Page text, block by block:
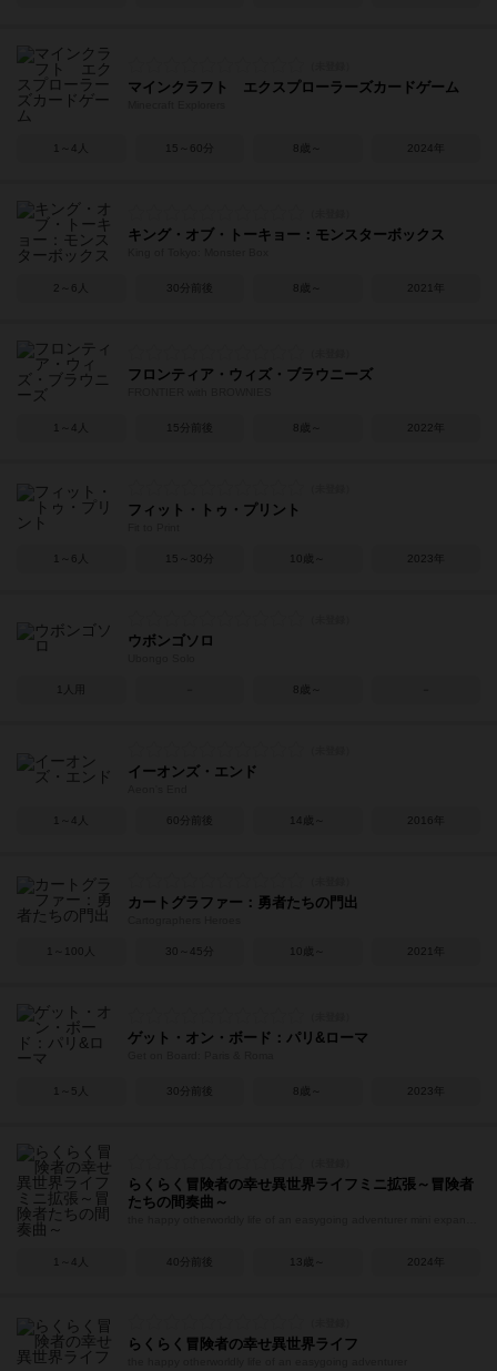
マインクラフト エクスプローラーズカードゲーム
1～4人 15～60分 8歳～ 2024年
キング・オブ・トーキョー：モンスターボックス
2～6人 30分前後 8歳～ 2021年
フロンティア・ウィズ・ブラウニーズ
1～4人 15分前後 8歳～ 2022年
フィット・トゥ・プリント
1～6人 15～30分 10歳～ 2023年
ウボンゴソロ
1人用 8歳～
イーオンズ・エンド
1～4人 60分前後 14歳～ 2016年
カートグラファー：勇者たちの門出
1～100人 30～45分 10歳～ 2021年
ゲット・オン・ボード：パリ&ローマ
1～5人 30分前後 8歳～ 2023年
らくらく冒険者の幸せ異世界ライフミニ拡張～冒険者
たちの間奏曲～
1～4人 40分前後 13歳～ 2024年
らくらく冒険者の幸せ異世界ライフ